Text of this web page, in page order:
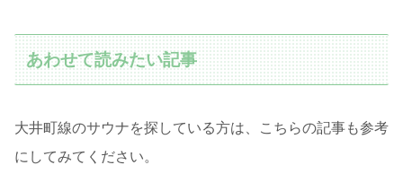
あわせて読みたい記事
大井町線のサウナを探している方は、こちらの記事も参考
にしてみてください。